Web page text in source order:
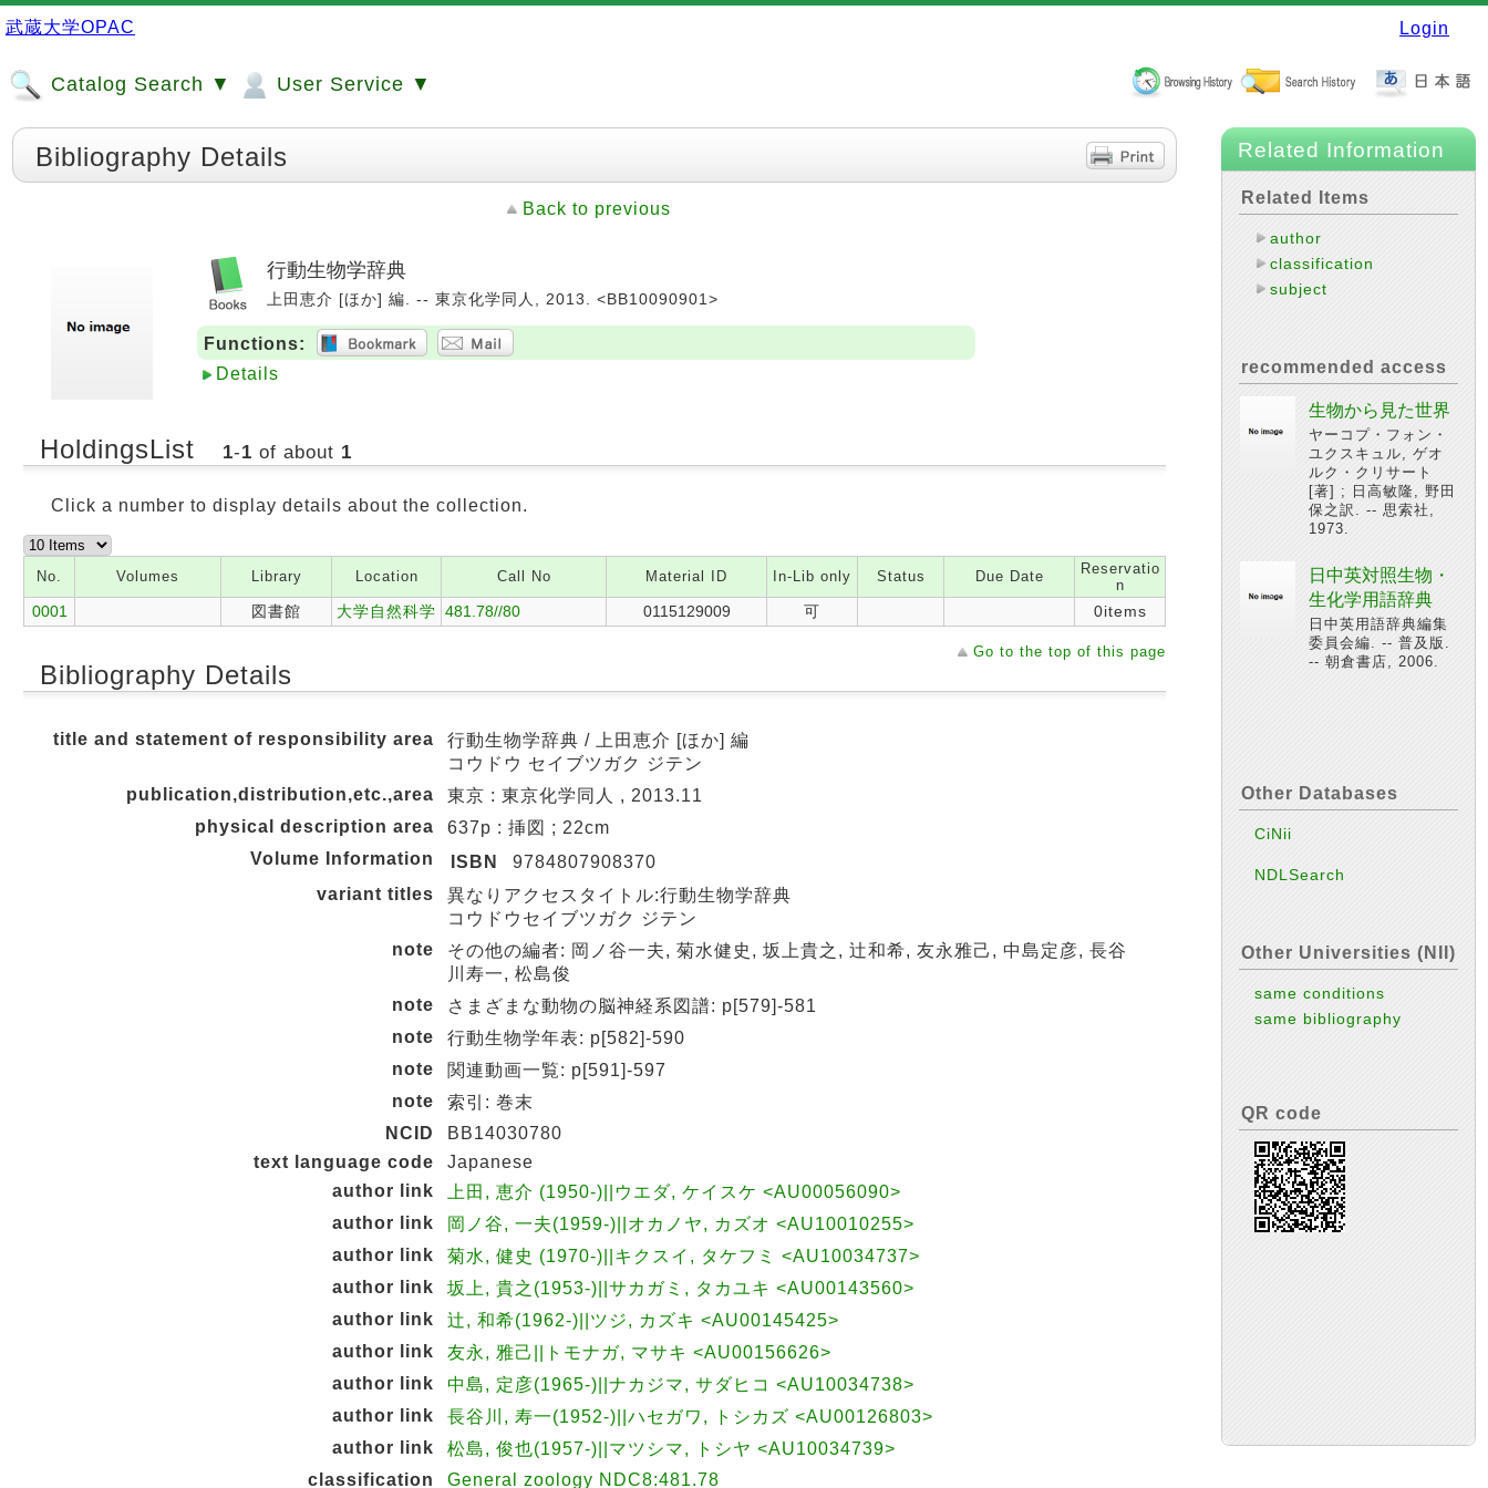
武蔵大学OPAC Login
Catalog Search ▼ User Service ▼
Bibliography Details
Back to previous
行動生物学辞典
上田恵介 [ほか] 編. -- 東京化学同人, 2013. <BB10090901>
Functions:
Details
HoldingsList 1-1 of about 1
Click a number to display details about the collection.
No. Volumes Library Location Call No Material ID In-Lib only Status Due Date
Reservatio
n
0001 図書館 大学自然科学 481.78//80 0115129009 可 0items
Go to the top of this page
Bibliography Details
title and statement of responsibility area
行動生物学辞典 / 上田恵介 [ほか] 編
コウドウ セイブツガク ジテン
publication,distribution,etc.,area
東京 : 東京化学同人 , 2013.11
physical description area
637p : 挿図 ; 22cm
Volume Information
ISBN
9784807908370
variant titles
異なりアクセスタイトル:行動生物学辞典
コウドウセイブツガク ジテン
note
その他の編者: 岡ノ谷一夫, 菊水健史, 坂上貴之, 辻和希, 友永雅己, 中島定彦, 長谷
川寿一, 松島俊
note
さまざまな動物の脳神経系図譜: p[579]-581
note
行動生物学年表: p[582]-590
note
関連動画一覧: p[591]-597
note
索引: 巻末
NCID
BB14030780
text language code
Japanese
author link
上田, 恵介 (1950-)||ウエダ, ケイスケ <AU00056090>
author link
岡ノ谷, 一夫(1959-)||オカノヤ, カズオ <AU10010255>
author link
菊水, 健史 (1970-)||キクスイ, タケフミ <AU10034737>
author link
坂上, 貴之(1953-)||サカガミ, タカユキ <AU00143560>
author link
辻, 和希(1962-)||ツジ, カズキ <AU00145425>
author link
友永, 雅己||トモナガ, マサキ <AU00156626>
author link
中島, 定彦(1965-)||ナカジマ, サダヒコ <AU10034738>
author link
長谷川, 寿一(1952-)||ハセガワ, トシカズ <AU00126803>
author link
松島, 俊也(1957-)||マツシマ, トシヤ <AU10034739>
classification
General zoology NDC8:481.78
Related Information
Related Items
author
classification
subject
recommended access
生物から見た世界
ヤーコプ・フォン・
ユクスキュル, ゲオ
ルク・クリサート
[著] ; 日高敏隆, 野田
保之訳. -- 思索社,
1973.
日中英対照生物・
生化学用語辞典
日中英用語辞典編集
委員会編. -- 普及版.
-- 朝倉書店, 2006.
Other Databases
CiNii
NDLSearch
Other Universities (NII)
same conditions
same bibliography
QR code